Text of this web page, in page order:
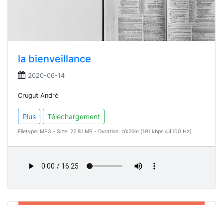
la bienveillance
2020-06-14
Crugut André
Plus Téléchargement
Filetype: MP3 - Size: 22.81 MB - Duration: 16:26m (191 kbps 44100 Hz)